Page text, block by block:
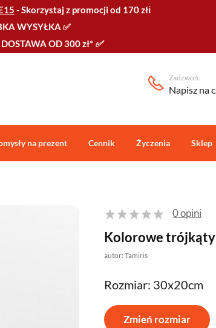
-Skorzystaj z promocji od 170 złℹ️
WYSYŁKA ✅
OD 300 zł* ✅
Zadzwoń:
Napisz na
na prezent Cennik Życzenia Sklep
0 opini
Kolorowe
autor: Tamiris
Rozmiar: 30x20cm
Zmień rozmiar